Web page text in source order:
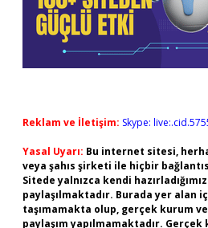
Reklam ve İletişim: Skype:
Yasal Uyarı: Bu internet sitesi,
veya şahıs şirketi ile hiçbir
Sitede yalnızca kendi
paylaşılmaktadır. Burada yer alan
taşımamakta olup, gerçek kurum
paylaşım yapılmamaktadır.